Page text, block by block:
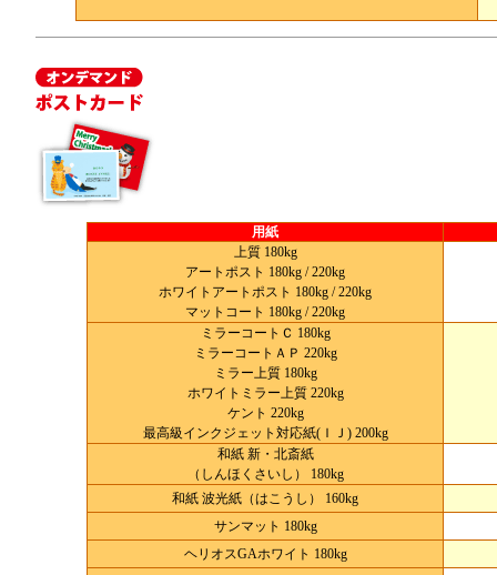
用紙
上質 180kg
アートポスト 180kg / 220kg
ホワイトアートポスト 180kg / 220kg
マットコート 180kg / 220kg
ミラーコートＣ 180kg
ミラーコートＡＰ 220kg
ミラー上質 180kg
ホワイトミラー上質 220kg
ケント 220kg
最高級インクジェット対応紙(ＩＪ) 200kg
和紙 新・北斎紙
（しんほくさいし） 180kg
和紙 波光紙（はこうし） 160kg
サンマット 180kg
ヘリオスGAホワイト 180kg